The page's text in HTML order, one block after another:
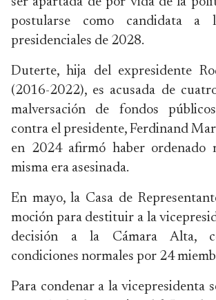
postularse como candidata a
presidenciales de 2028.
Duterte, hija del expresidente
(2016-2022), es acusada de
malversación de fondos
contra el presidente, Ferdinand
en 2024 afirmó haber ordenado
misma era asesinada.
En mayo, la Casa de
moción para destituir a la
decisión a la Cámara Alta,
condiciones normales por 24
Para condenar a la vicepresidenta